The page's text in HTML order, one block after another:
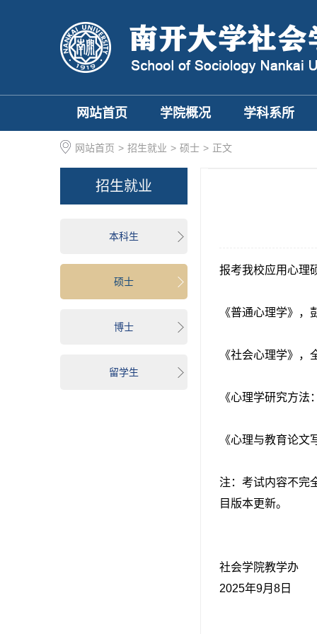
网站首页 学院概况 学科系所
网站首页 > 招生就业 > 硕士 > 正文
招生就业
本科生
硕士
博士
留学生
报考我校应用心理
《普通心理学》
《社会心理学》
《心理学研究方
《心理与教育论
注：考试内容不完
目版本更新。
社会学院教学办
2025年9月8日